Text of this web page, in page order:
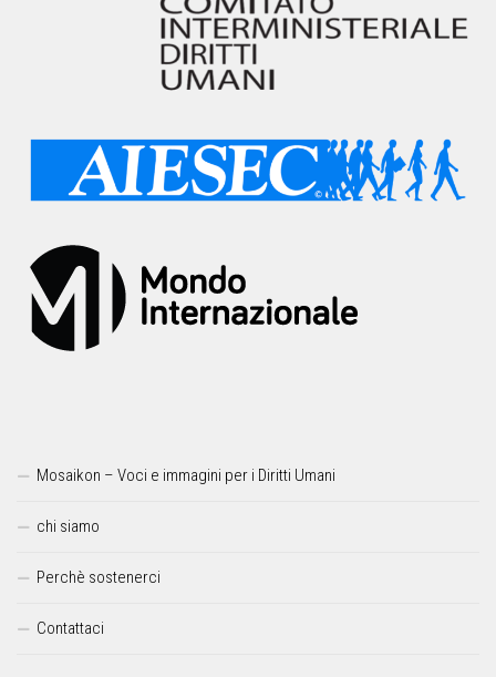
Mosaikon – Voci e immagini per i Diritti Umani
chi siamo
Perchè sostenerci
Contattaci